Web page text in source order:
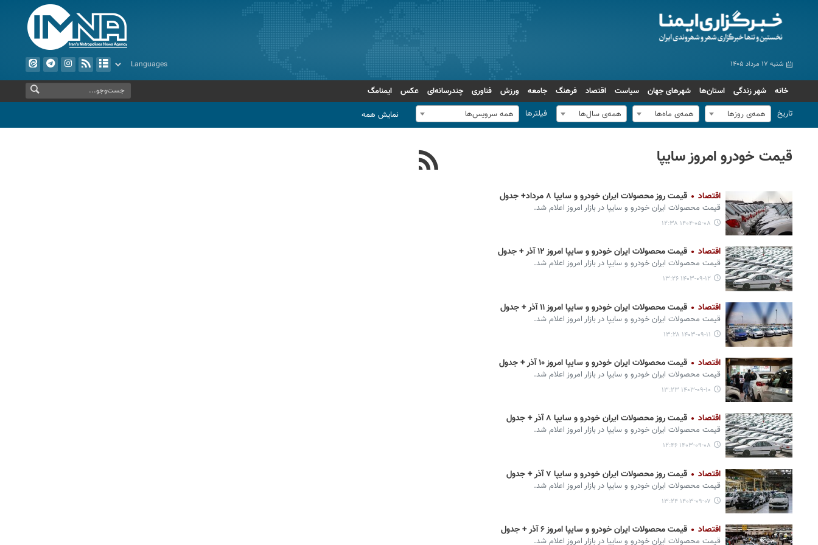
شنبه ۱۷ مرداد ۱۴۰۵
خانه شهر زندگی استان‌ها شهرهای جهان سیاست اقتصاد فرهنگ جامعه ورزش فناوری چندرسانه‌ای عکس
ایمنامگ
تاریخ
همه‌ی روزها همه‌ی ماه‌ها همه‌ی سال‌ها فیلترها همه سرویس‌ها نمایش همه
قیمت خودرو امروز سایپا
اقتصاد قیمت روز محصولات ایران خودرو و سایپا ۸ مرداد+ جدول
قیمت محصولات ایران‌ خودرو و سایپا در بازار امروز اعلام شد.
۱۴۰۴-۰۵-۰۸ ۱۲:۳۸
اقتصاد قیمت محصولات ایران خودرو و سایپا امروز ۱۲ آذر + جدول
قیمت محصولات ایران‌ خودرو و سایپا در بازار امروز اعلام شد.
۱۴۰۳-۰۹-۱۲ ۱۳:۲۶
اقتصاد قیمت محصولات ایران خودرو و سایپا امروز ۱۱ آذر + جدول
قیمت محصولات ایران‌ خودرو و سایپا در بازار امروز اعلام شد.
۱۴۰۳-۰۹-۱۱ ۱۳:۲۸
اقتصاد قیمت محصولات ایران خودرو و سایپا امروز ۱۰ آذر + جدول
قیمت محصولات ایران‌ خودرو و سایپا در بازار امروز اعلام شد.
۱۴۰۳-۰۹-۱۰ ۱۳:۲۳
اقتصاد قیمت روز محصولات ایران خودرو و سایپا ۸ آذر + جدول
قیمت محصولات ایران‌ خودرو و سایپا در بازار امروز اعلام شد.
۱۴۰۳-۰۹-۰۸ ۱۲:۴۶
اقتصاد قیمت روز محصولات ایران خودرو و سایپا ۷ آذر + جدول
قیمت محصولات ایران‌ خودرو و سایپا در بازار امروز اعلام شد.
۱۴۰۳-۰۹-۰۷ ۱۳:۲۴
اقتصاد قیمت محصولات ایران خودرو و سایپا امروز ۶ آذر + جدول
قیمت محصولات ایران ‌خودرو و سایپا در بازار امروز اعلام شد.